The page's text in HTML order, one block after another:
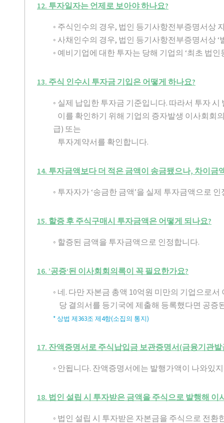
12. 투자일자는 언제로 보아야 하나요?
◦ 주식인수의 경우, 법인 등기사항전부증명서상
◦ 사채인수의 경우, 법인 등기사항전부증명서상 ‘
◦ 예비기업에 대한 투자는 당해 기업의 ‘최초 법인
13. 주식 인수시 투자금 기입은 어떻게 하나요?
◦ 실제 납입한 투자금 기준입니다. 따라서 투자
이를 확인하기 위해 기업의 증자발생 이사회회
급) 또는
투자계약서를 확인합니다.
14. 투자금액보다 더 적은 금액이 송금됐으나, 차이
◦ 투자자가 ‘송금한 금액’을 실제 투자금액으로
15. 할증 후 주식구매시 투자금액은 어떻게 되나요?
◦ 할증된 금액을 투자금액으로 인정합니다.
16. ’공증‘된 이사회회의록이 꼭 필요한가요?
◦ 네. 다만 자본금 총액 10억원 미만의 기업으로
당 결의서를 등기국에 제출해 등록했다면 공증
* 상법 제363조 제4항(소집의 통지)
17. 잔액증명서로 주식납입금 보관증명서(금융기관
◦ 안됩니다. 잔액증명서에는 발행가액이 나와있
18. 법인 설립 시 투자받은 금액을 주식으로 발행해
◦ 법인 설립 시 투자받은 자본금을 주식으로 전